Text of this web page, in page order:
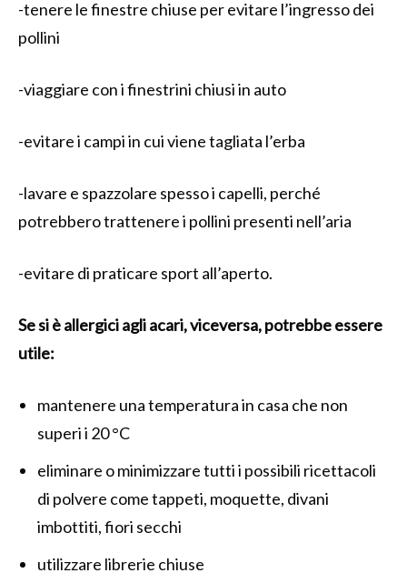
-tenere le finestre chiuse per evitare l’ingresso dei
pollini
-viaggiare con i finestrini chiusi in auto
-evitare i campi in cui viene tagliata l’erba
-lavare e spazzolare spesso i capelli, perché
potrebbero trattenere i pollini presenti nell’aria
-evitare di praticare sport all’aperto.
Se si è allergici agli acari, viceversa, potrebbe essere
utile:
mantenere una temperatura in casa che non
superi i 20 °C
eliminare o minimizzare tutti i possibili ricettacoli
di polvere come tappeti, moquette, divani
imbottiti, fiori secchi
utilizzare librerie chiuse